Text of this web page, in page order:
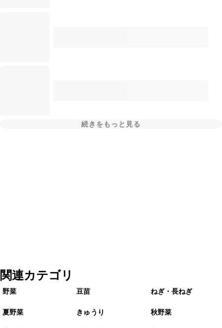
続きをもっと見る
関連カテゴリ
野菜 豆苗 ねぎ・長ねぎ
夏野菜 きゅうり 秋野菜